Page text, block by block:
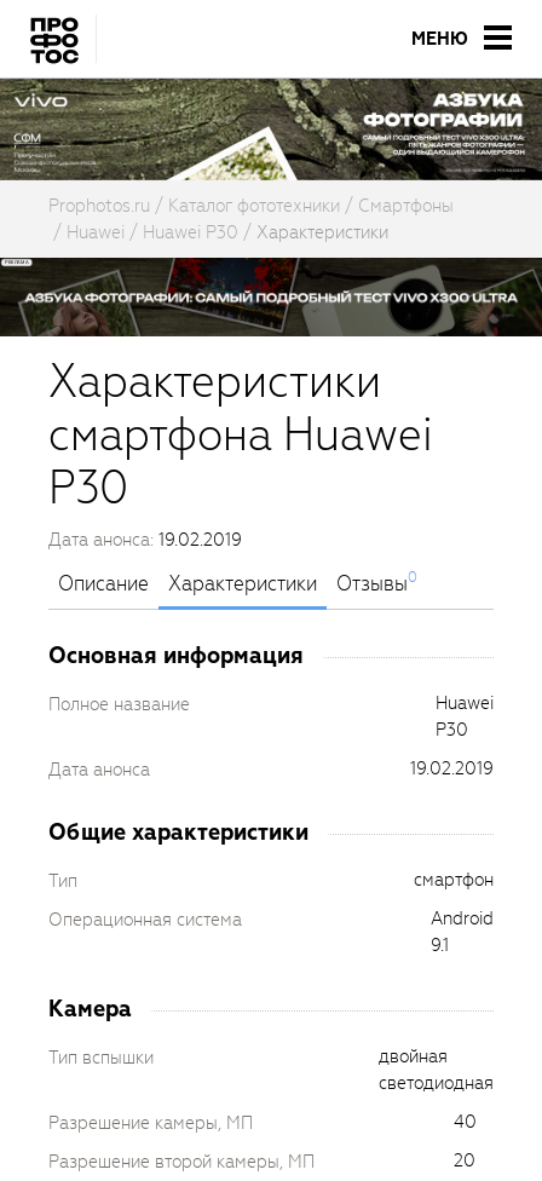
МЕНЮ
Prophotos.ru Каталог фототехники
Смартфоны
Huawei
Huawei P30 Характеристики
Характеристики
смартфона Huawei
P30
Дата анонса: 19.02.2019
Описание Характеристики Отзывы0
Основная информация
Полное название
Huawei
P30
Дата анонса
19.02.2019
Общие характеристики
Тип
смартфон
Операционная система
Android
9.1
Камера
Тип вспышки
двойная
светодиодная
Разрешение камеры, МП
40
Разрешение второй камеры, МП
20